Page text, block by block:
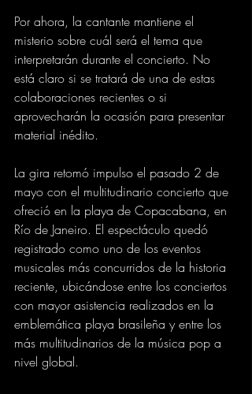
Por ahora, la cantante mantiene el
misterio sobre cuál será el tema que
interpretarán durante el concierto. No
está claro si se tratará de una de estas
colaboraciones recientes o si
aprovecharán la ocasión para presentar
material inédito.
La gira retomó impulso el pasado 2 de
mayo con el multitudinario concierto que
ofreció en la playa de Copacabana, en
Río de Janeiro. El espectáculo quedó
registrado como uno de los eventos
musicales más concurridos de la historia
reciente, ubicándose entre los conciertos
con mayor asistencia realizados en la
emblemática playa brasileña y entre los
más multitudinarios de la música pop a
nivel global.